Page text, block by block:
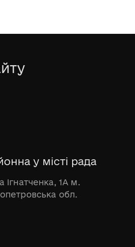
у місті рада
Ігнатченка, 1А м.
обл.